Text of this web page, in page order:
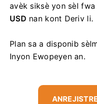
avèk siksè yon sèl
USD nan kont Deriv li.
Plan sa a disponib
Inyon Ewopeyen an.